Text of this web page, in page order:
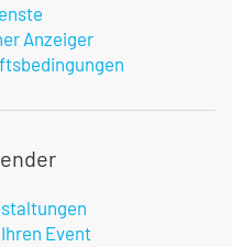
Anzeiger
Event